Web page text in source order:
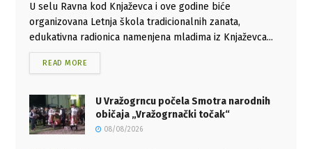
U selu Ravna kod Knjaževca i ove godine biće
organizovana Letnja škola tradicionalnih zanata,
edukativna radionica namenjena mladima iz Knjaževca...
READ MORE
U Vražogrncu počela Smotra narodnih
običaja „Vražogrnački točak“
08/08/2026